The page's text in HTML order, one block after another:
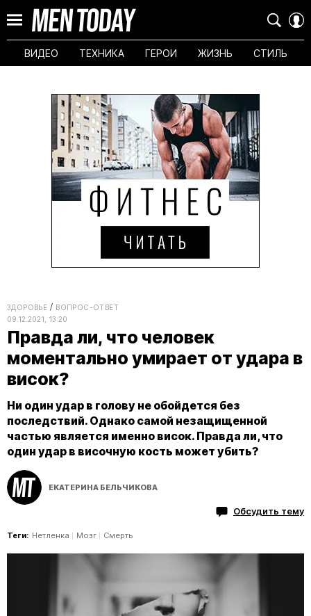
ВИДЕО ТЕХНИКА ГЕРОИ ЖИЗНЬ СТИЛЬ
ЗДОРОВЬЕ
ВОПРОС-ОТВЕТ
09.12.2021, 13:20
Правда ли, что человек
моментально умирает от удара в
висок?
Ни один удар в голову не обойдется без
последствий. Однако самой незащищенной
частью является именно висок. Правда ли, что
один удар в височную кость может убить?
ЕКАТЕРИНА БЕЛЬЧИКОВА
Обсудить тему
Теги: Нетленка Мозг Смерть